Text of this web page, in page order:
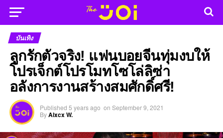
บันเทิง
ลูกรักตัวจริง! แฟนบอยจีนทุ่มงบให้
โปรเจ็กต์โปรโมทโซโล่ลิซ่า
อลังการงานสร้างสมศักดิ์ศรี!
Published 5 years ago on September 9, 2021
ByAlxcx W.